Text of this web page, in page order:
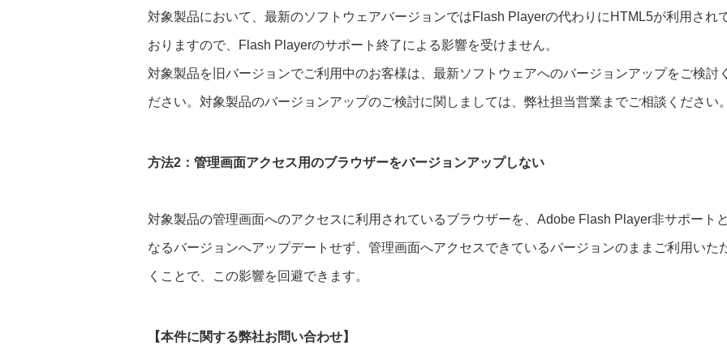
対象製品において、最新のソフトウェアバージョンではFlash Playerの代わりにHTML5が利用され
おりますので、Flash Playerのサポート終了による影響を受けません。
対象製品を旧バージョンでご利用中のお客様は、最新ソフトウェアへのバージョンアップをご検討く
ださい。対象製品のバージョンアップのご検討に関しましては、弊社担当営業までご相談ください。
方法2：管理画面アクセス用のブラウザーをバージョンアップしない
対象製品の管理画面へのアクセスに利用されているブラウザーを、Adobe Flash Player非サポートと
なるバージョンへアップデートせず、管理画面へアクセスできているバージョンのままご利用いた
くことで、この影響を回避できます。
【本件に関する弊社お問い合わせ】